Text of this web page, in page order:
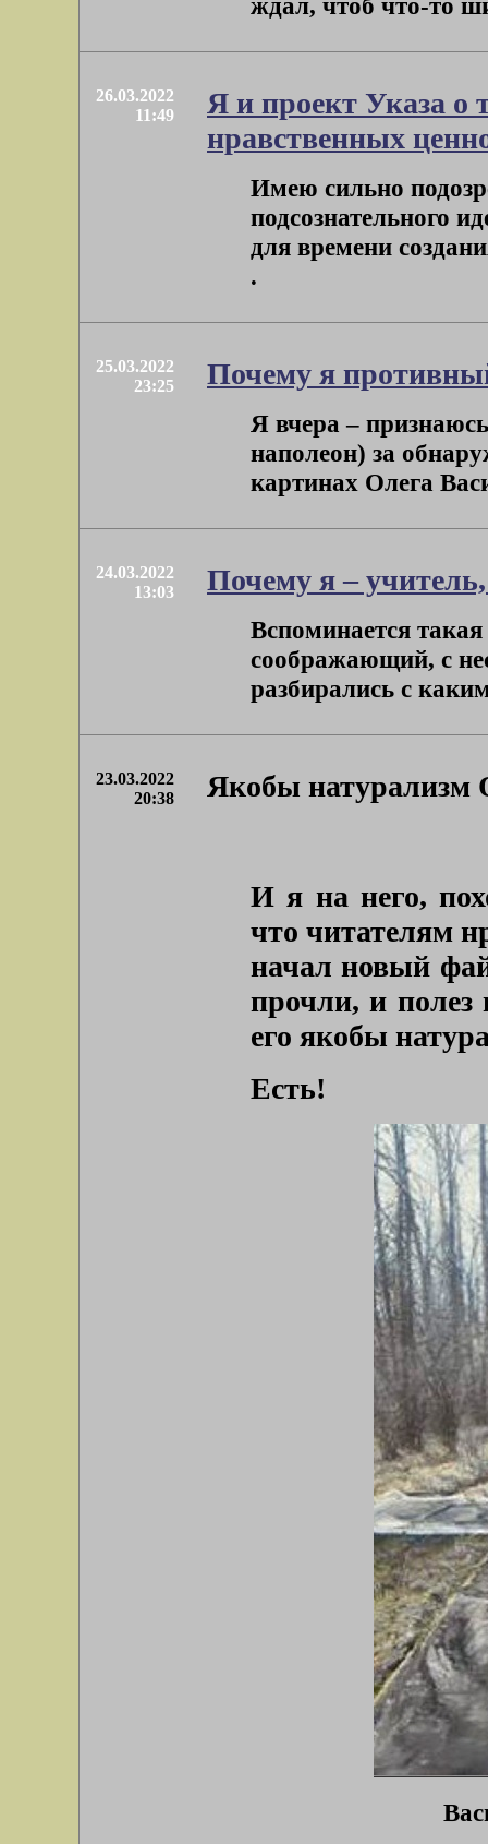
ждал, чтоб что-то
26.03.2022
11:49
Я и проект Указа о
нравственных
Имею сильно
подсознательного
для времени
.
25.03.2022
23:25
Почему я
Я вчера –
наполеон) за
картинах Олега
24.03.2022
13:03
Почему я –
Вспоминается
соображающий, с
разбирались с
23.03.2022
20:38
Якобы натурализм
И я на него,
что читателям
начал новый
прочли, и полез
его якобы
Есть!